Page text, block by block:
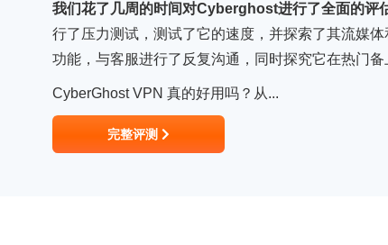
我们花了几周的时间对Cyberghost进行了全面的评
行了压力测试，测试了它的速度，并探索了其流媒
功能，与客服进行了反复沟通，同时探究它在热门备
CyberGhost VPN 真的好用吗？从...
完整评测